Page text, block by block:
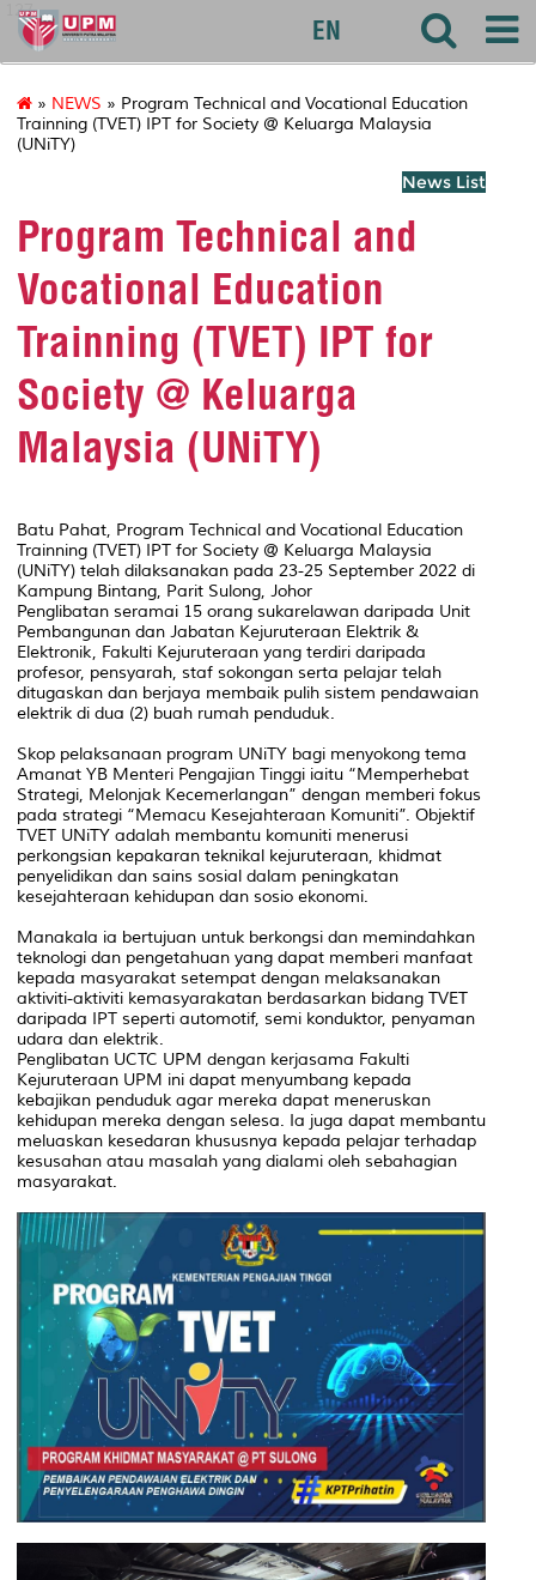
127
EN
» NEWS » Program Technical and Vocational Education
Trainning (TVET) IPT for Society @ Keluarga Malaysia
(UNiTY)
News List
Program Technical and
Vocational Education
Trainning (TVET) IPT for
Society @ Keluarga
Malaysia (UNiTY)
Batu Pahat, Program Technical and Vocational Education
Trainning (TVET) IPT for Society @ Keluarga Malaysia
(UNiTY) telah dilaksanakan pada 23-25 September 2022 di
Kampung Bintang, Parit Sulong, Johor
Penglibatan seramai 15 orang sukarelawan daripada Unit
Pembangunan dan Jabatan Kejuruteraan Elektrik &
Elektronik, Fakulti Kejuruteraan yang terdiri daripada
profesor, pensyarah, staf sokongan serta pelajar telah
ditugaskan dan berjaya membaik pulih sistem pendawaian
elektrik di dua (2) buah rumah penduduk.
Skop pelaksanaan program UNiTY bagi menyokong tema
Amanat YB Menteri Pengajian Tinggi iaitu “Memperhebat
Strategi, Melonjak Kecemerlangan” dengan memberi fokus
pada strategi “Memacu Kesejahteraan Komuniti”. Objektif
TVET UNiTY adalah membantu komuniti menerusi
perkongsian kepakaran teknikal kejuruteraan, khidmat
penyelidikan dan sains sosial dalam peningkatan
kesejahteraan kehidupan dan sosio ekonomi.
Manakala ia bertujuan untuk berkongsi dan memindahkan
teknologi dan pengetahuan yang dapat memberi manfaat
kepada masyarakat setempat dengan melaksanakan
aktiviti-aktiviti kemasyarakatan berdasarkan bidang TVET
daripada IPT seperti automotif, semi konduktor, penyaman
udara dan elektrik.
Penglibatan UCTC UPM dengan kerjasama Fakulti
Kejuruteraan UPM ini dapat menyumbang kepada
kebajikan penduduk agar mereka dapat meneruskan
kehidupan mereka dengan selesa. Ia juga dapat membantu
meluaskan kesedaran khususnya kepada pelajar terhadap
kesusahan atau masalah yang dialami oleh sebahagian
masyarakat.